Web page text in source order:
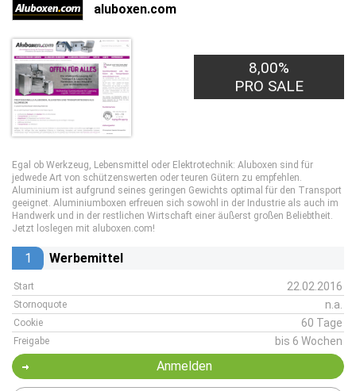
aluboxen.com
8,00%
PRO SALE
Egal ob Werkzeug, Lebensmittel oder Elektrotechnik: Aluboxen sind für
jedwede Art von schützenswerten oder teuren Gütern zu empfehlen.
Aluminium ist aufgrund seines geringen Gewichts optimal für den Transport
geeignet. Aluminiumboxen erfreuen sich sowohl in der Industrie als auch im
Handwerk und in der restlichen Wirtschaft einer äußerst großen Beliebtheit.
Jetzt loslegen mit aluboxen.com!
1 Werbemittel
Start 22.02.2016
Stornoquote n.a.
Cookie 60 Tage
Freigabe bis 6 Wochen
Anmelden